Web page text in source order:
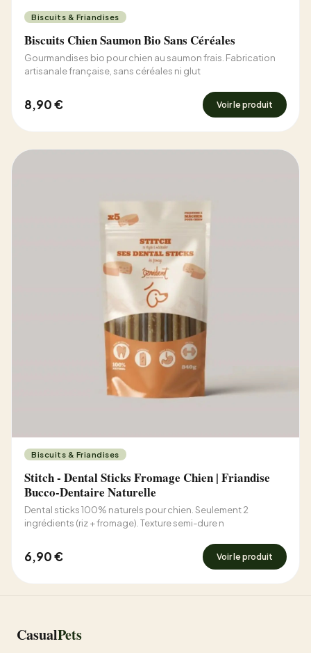
Biscuits & Friandises
Biscuits Chien Saumon Bio Sans Céréales
Gourmandises bio pour chien au saumon frais. Fabrication
artisanale française, sans céréales ni glut
8,90 € Voir le produit
Biscuits & Friandises
Stitch - Dental Sticks Fromage Chien | Friandise
Bucco-Dentaire Naturelle
Dental sticks 100% naturels pour chien. Seulement 2
ingrédients (riz + fromage). Texture semi-dure n
6,90 € Voir le produit
CasualPets